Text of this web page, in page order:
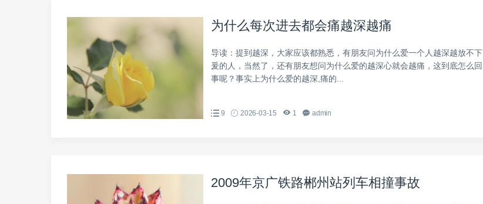
为什么每次进去都会痛越深越痛
导读：提到越深，大家应该都熟悉，有朋友问为什么爱一个人越深越放不下
爰的人，当然了，还有朋友想问为什么爱的越深心就会越痛，这到底怎么回
事呢？事实上为什么爱的越深,痛的...
9 2026-03-15 1 admin
2009年京广铁路郴州站列车相撞事故